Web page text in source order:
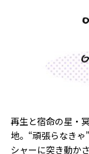
再生と宿命の星・
地。“頑張らなき
シャーに突き動か